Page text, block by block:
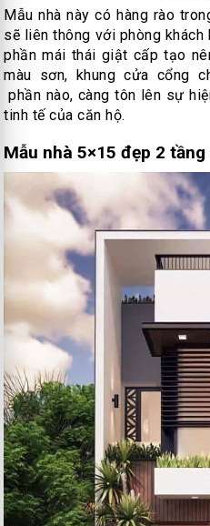
Mẫu nhà này có hàng rào
sẽ liên thông với phòng
phần mái thái giật cấp tạo
màu sơn, khung cửa cổng
phần nào, càng tôn lên sự
tinh tế của căn hộ.
Mẫu nhà 5×15 đẹp 2